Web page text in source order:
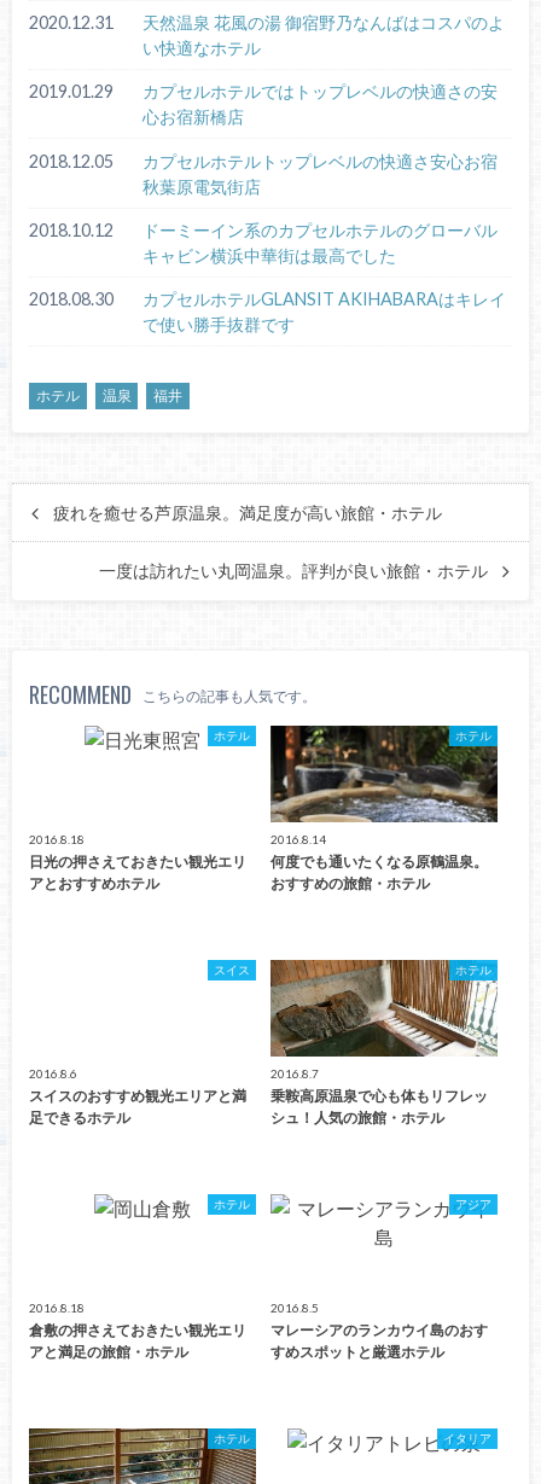
2020.12.31
天然温泉 花風の湯 御宿野乃なんばはコスパのよ
い快適なホテル
2019.01.29
カプセルホテルではトップレベルの快適さの安
心お宿新橋店
2018.12.05
カプセルホテルトップレベルの快適さ安心お宿
秋葉原電気街店
2018.10.12
ドーミーイン系のカプセルホテルのグローバル
キャビン横浜中華街は最高でした
2018.08.30
カプセルホテルGLANSIT AKIHABARAはキレイ
で使い勝手抜群です
ホテル 温泉 福井
疲れを癒せる芦原温泉。満足度が高い旅館・ホテル
一度は訪れたい丸岡温泉。評判が良い旅館・ホテル
RECOMMEND こちらの記事も人気です。
ホテル
2016.8.18
日光の押さえておきたい観光エリ
アとおすすめホテル
ホテル
2016.8.14
何度でも通いたくなる原鶴温泉。
おすすめの旅館・ホテル
スイス
2016.8.6
スイスのおすすめ観光エリアと満
足できるホテル
ホテル
2016.8.7
乗鞍高原温泉で心も体もリフレッ
シュ！人気の旅館・ホテル
ホテル
2016.8.18
倉敷の押さえておきたい観光エリ
アと満足の旅館・ホテル
アジア
2016.8.5
マレーシアのランカウイ島のおす
すめスポットと厳選ホテル
ホテル イタリア